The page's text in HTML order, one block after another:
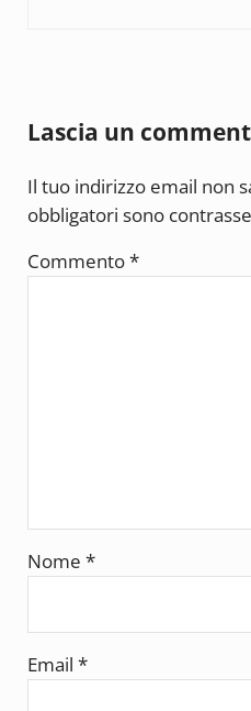
Lascia un
Il tuo indirizzo email non
obbligatori sono
Commento*
Nome *
Email *